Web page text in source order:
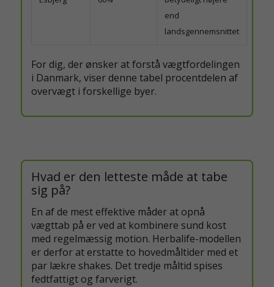
end
landsgennemsnittet
For dig, der ønsker at forstå vægtfordelingen
i Danmark, viser denne tabel procentdelen af
overvægt i forskellige byer.
Hvad er den letteste måde at tabe
sig på?
En af de mest effektive måder at opnå
vægttab på er ved at kombinere sund kost
med regelmæssig motion. Herbalife-modellen
er derfor at erstatte to hovedmåltider med et
par lækre shakes. Det tredje måltid spises
fedtfattigt og farverigt.